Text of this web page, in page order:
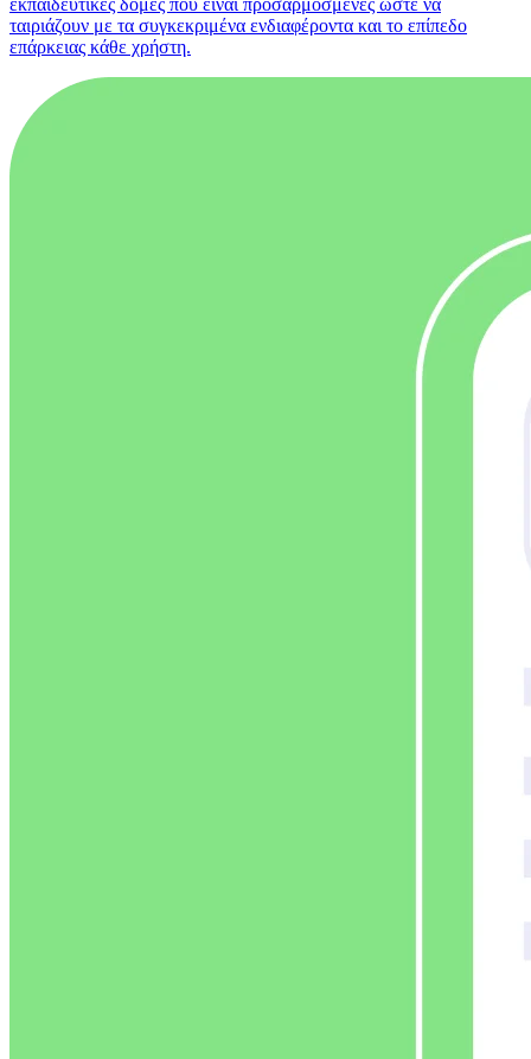
ταιριάζουν με τα συγκεκριμένα ενδιαφέροντα και το επίπεδο
επάρκειας κάθε χρήστη.